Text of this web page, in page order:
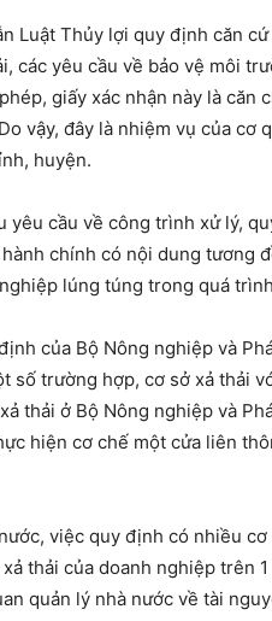
Thủy lợi quy định căn
yêu cầu về bảo vệ môi
giấy xác nhận này là căn
vậy, đây là nhiệm vụ của cơ
huyện.
cầu về công trình xử lý,
chính có nội dung tương
lúng túng trong quá
của Bộ Nông nghiệp và
trường hợp, cơ sở xả thải
thải ở Bộ Nông nghiệp và
hiện cơ chế một cửa liên
việc quy định có nhiều
thải của doanh nghiệp trên
quản lý nhà nước về tài